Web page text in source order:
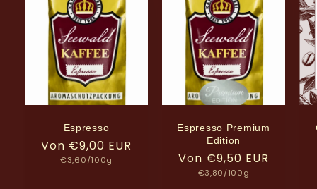
Espresso
Normaler
Preis
Von €9,00 EUR
Grundpreis
€3,60/100g
Espresso Premium
Edition
Normaler
Preis
Von €9,50 EUR
Grundpreis
€3,80/100g